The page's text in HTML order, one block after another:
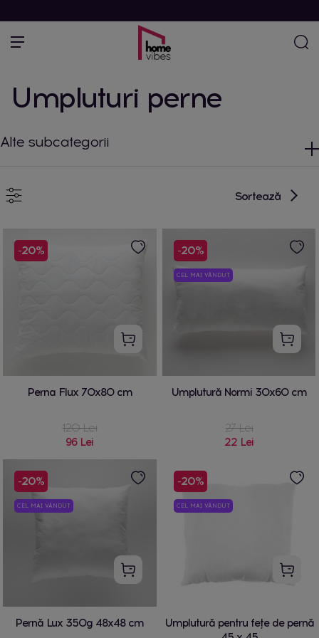
Umpluturi perne
Alte subcategorii
Sortează
-20%
Perna Flux 70x80 cm
120 Lei
96 Lei
-20%
CEL MAI VÂNDUT
Umplutură Normi 30x60 cm
27 Lei
22 Lei
-20%
CEL MAI VÂNDUT
Pernă Lux 350g 48x48 cm
-20%
CEL MAI VÂNDUT
Umplutură pentru fețe de pernă